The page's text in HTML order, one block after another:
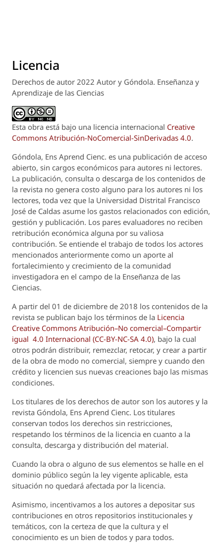
Licencia
Derechos de autor 2022 Autor y Góndola. Enseñanza y
Aprendizaje de las Ciencias
Esta obra está bajo una licencia internacional Creative
Commons Atribución-NoComercial-SinDerivadas 4.0.
Góndola, Ens Aprend Cienc. es una publicación de acceso
abierto, sin cargos económicos para autores ni lectores.
La publicación, consulta o descarga de los contenidos de
la revista no genera costo alguno para los autores ni los
lectores, toda vez que la Universidad Distrital Francisco
José de Caldas asume los gastos relacionados con edición,
gestión y publicación. Los pares evaluadores no reciben
retribución económica alguna por su valiosa
contribución. Se entiende el trabajo de todos los actores
mencionados anteriormente como un aporte al
fortalecimiento y crecimiento de la comunidad
investigadora en el campo de la Enseñanza de las
Ciencias.
A partir del 01 de diciembre de 2018 los contenidos de la
revista se publican bajo los términos de la Licencia
Creative Commons Atribución–No comercial–Compartir
igual 4.0 Internacional (CC-BY-NC-SA 4.0), bajo la cual
otros podrán distribuir, remezclar, retocar, y crear a partir
de la obra de modo no comercial, siempre y cuando den
crédito y licencien sus nuevas creaciones bajo las mismas
condiciones.
Los titulares de los derechos de autor son los autores y la
revista Góndola, Ens Aprend Cienc. Los titulares
conservan todos los derechos sin restricciones,
respetando los términos de la licencia en cuanto a la
consulta, descarga y distribución del material.
Cuando la obra o alguno de sus elementos se halle en el
dominio público según la ley vigente aplicable, esta
situación no quedará afectada por la licencia.
Asimismo, incentivamos a los autores a depositar sus
contribuciones en otros repositorios institucionales y
temáticos, con la certeza de que la cultura y el
conocimiento es un bien de todos y para todos.